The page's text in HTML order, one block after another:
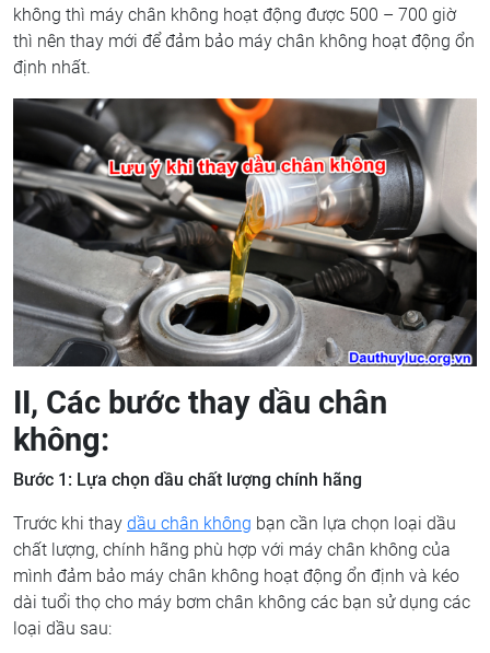
không thì máy chân không hoạt động được 500 – 700 giờ
thì nên thay mới để đảm bảo máy chân không hoạt động ổn
định nhất.
II, Các bước thay dầu chân
không:
Bước 1: Lựa chọn dầu chất lượng chính hãng
Trước khi thay dầu chân không bạn cần lựa chọn loại dầu
chất lượng, chính hãng phù hợp với máy chân không của
mình đảm bảo máy chân không hoạt động ổn định và kéo
dài tuổi thọ cho máy bơm chân không các bạn sử dụng các
loại dầu sau: